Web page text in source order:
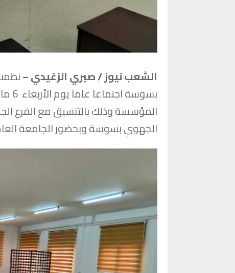
الشعب نيوز / صبري الزغيدي –
المؤسسة وذلك بالتنسيق مع الفرع
الجهوي بسوسة وبحضور الجامعة